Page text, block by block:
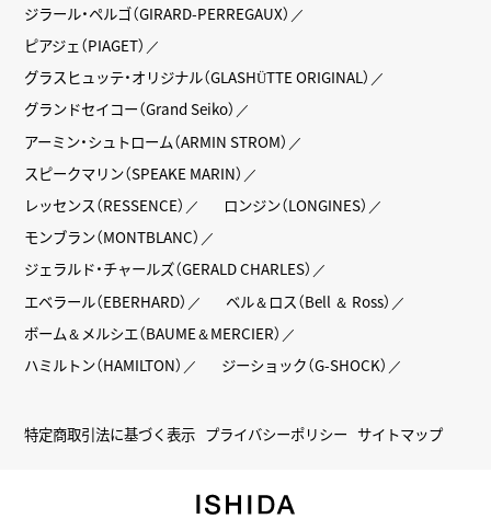
ジラール・ペルゴ（GIRARD-PERREGAUX）
ピアジェ（PIAGET）
グラスヒュッテ・オリジナル（GLASHÜTTE ORIGINAL）
グランドセイコー（Grand Seiko）
アーミン・シュトローム（ARMIN STROM）
スピークマリン（SPEAKE MARIN）
レッセンス（RESSENCE）
ロンジン（LONGINES）
モンブラン（MONTBLANC）
ジェラルド・チャールズ（GERALD CHARLES）
エベラール（EBERHARD）
ベル＆ロス（Bell ＆ Ross）
ボーム＆メルシエ（BAUME＆MERCIER）
ハミルトン（HAMILTON）
ジーショック（G-SHOCK）
特定商取引法に基づく表示 プライバシーポリシー サイトマップ